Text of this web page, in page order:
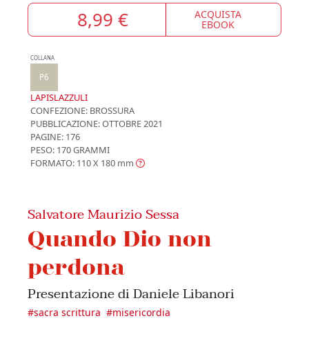
8,99 € ACQUISTA
EBOOK
COLLANA
P6
LAPISLAZZULI
CONFEZIONE: BROSSURA
PUBBLICAZIONE:OTTOBRE 2021
PAGINE: 176
PESO: 170 GRAMMI
FORMATO: 110 X 180 mm
Salvatore Maurizio Sessa
Quando Dio non
perdona
Presentazione di Daniele Libanori
#sacra scrittura #misericordia